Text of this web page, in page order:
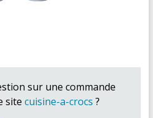
sur une commande
site cuisine-a-crocs ?